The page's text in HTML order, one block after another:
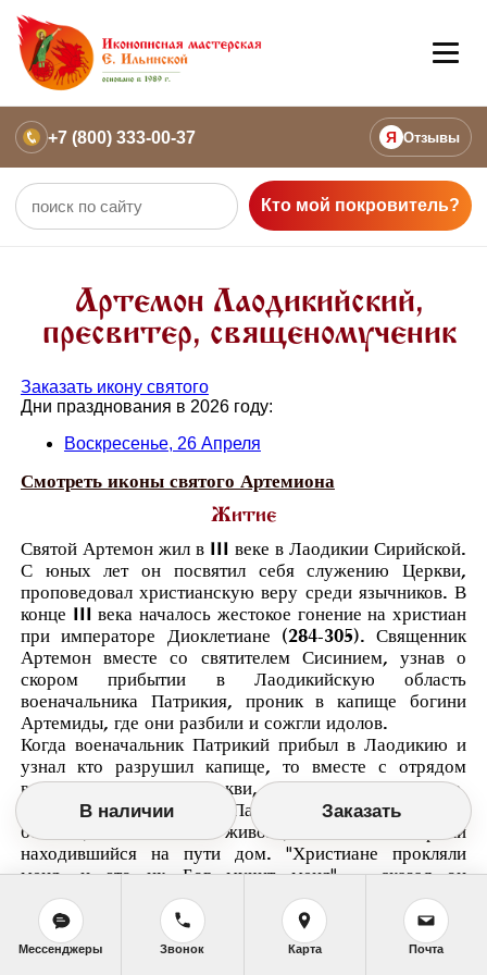
+7 (800) 333-00-37 Я Отзывы
Кто мой покровитель?
Артемон Лаодикийский,
пресвитер, священомученик
Заказать икону святого
Дни празднования в 2026 году:
Воскресенье, 26 Апреля
Смотреть иконы святого Артемиона
Житие
Святой Артемон жил в III веке в Лаодикии Сирийской.
С юных лет он посвятил себя служению Церкви,
проповедовал христианскую веру среди язычников. В
конце III века началось жестокое гонение на христиан
при императоре Диоклетиане (284-305). Священник
Артемон вместе со святителем Сисинием, узнав о
скором прибытии в Лаодикийскую область
военачальника Патрикия, проник в капище богини
Артемиды, где они разбили и сожгли идолов.
Когда военачальник Патрикий прибыл в Лаодикию и
узнал кто разрушил капище, то вместе с отрядом
воинов направился к церкви, где молились христиане.
Но не дойдя до церкви, Патрикия сразила внезапная
болезнь, и его еле живого, внесли в первый
находившийся на пути дом. "Христиане прокляли
меня, и это их Бог мучит меня", - сказал он
приближенным. Мольбы Патрикия к идолам не
облегчили его страданий. Он послал гонца к
святителю Сисинию и просил его помощи, обещая в
благодарность сделать золотую статую епископа.
В наличии Заказать
Мессенджеры Звонок Карта Почта